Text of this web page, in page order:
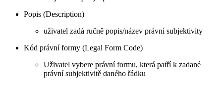
Popis (Description)
uživatel zadá ručně popis/název právní subjektivity
Kód právní formy (Legal Form Code)
Uživatel vybere právní formu, která patří k zadané
právní subjektivitě daného řádku